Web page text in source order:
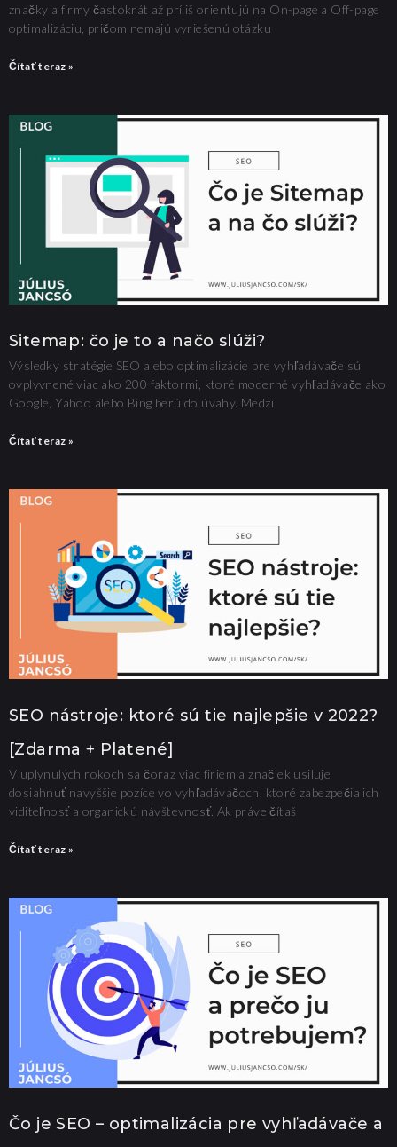
značky a firmy častokrát až príliš orientujú na On-page a Off-page
optimalizáciu, pričom nemajú vyriešenú otázku
Čítať teraz »
Sitemap: čo je to a načo slúži?
Výsledky stratégie SEO alebo optimalizácie pre vyhľadávače sú
ovplyvnené viac ako 200 faktormi, ktoré moderné vyhľadávače ako
Google, Yahoo alebo Bing berú do úvahy. Medzi
Čítať teraz »
SEO nástroje: ktoré sú tie najlepšie v 2022?
[Zdarma + Platené]
V uplynulých rokoch sa čoraz viac firiem a značiek usiluje
dosiahnuť navyššie pozíce vo vyhľadávačoch, ktoré zabezpečia ich
viditeľnosť a organickú návštevnosť. Ak práve čítaš
Čítať teraz »
Čo je SEO – optimalizácia pre vyhľadávače a